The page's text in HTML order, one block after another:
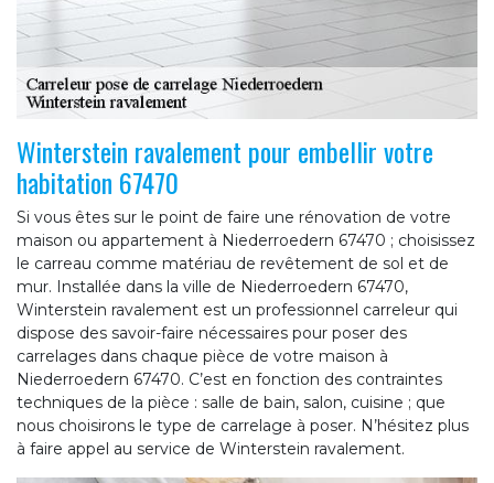
Winterstein ravalement pour embellir votre
habitation 67470
Si vous êtes sur le point de faire une rénovation de votre
maison ou appartement à Niederroedern 67470 ; choisissez
le carreau comme matériau de revêtement de sol et de
mur. Installée dans la ville de Niederroedern 67470,
Winterstein ravalement est un professionnel carreleur qui
dispose des savoir-faire nécessaires pour poser des
carrelages dans chaque pièce de votre maison à
Niederroedern 67470. C’est en fonction des contraintes
techniques de la pièce : salle de bain, salon, cuisine ; que
nous choisirons le type de carrelage à poser. N’hésitez plus
à faire appel au service de Winterstein ravalement.